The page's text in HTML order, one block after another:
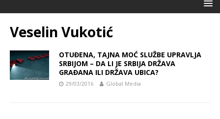
Veselin Vukotić
OTUĐENA, TAJNA MOĆ SLUŽBE UPRAVLJA
SRBIJOM – DA LI JE SRBIJA DRŽAVA
GRAĐANA ILI DRŽAVA UBICA?
29/03/2016 Global Media